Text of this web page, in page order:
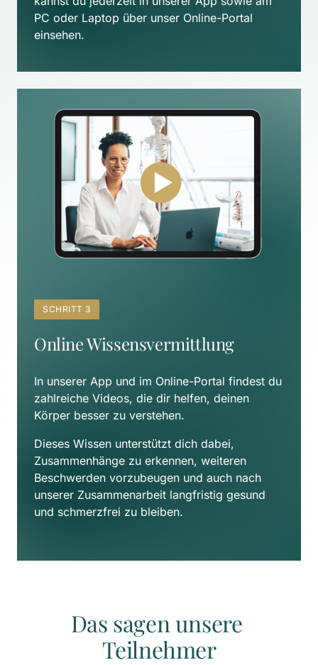
PC oder Laptop über unser Online-Portal
einsehen.
SCHRITT 3
Online Wissensvermittlung
In unserer App und im Online-Portal findest du
zahlreiche Videos, die dir helfen, deinen
Körper besser zu verstehen.
Dieses Wissen unterstützt dich dabei,
Zusammenhänge zu erkennen, weiteren
Beschwerden vorzubeugen und auch nach
unserer Zusammenarbeit langfristig gesund
und schmerzfrei zu bleiben.
Das sagen unsere
Teilnehmer